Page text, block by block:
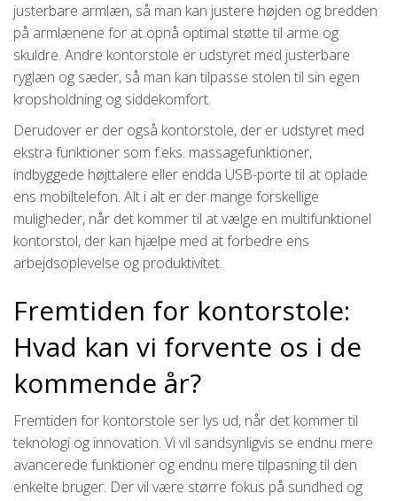
justerbare armlæn, så man kan justere højden og bredden
på armlænene for at opnå optimal støtte til arme og
skuldre. Andre kontorstole er udstyret med justerbare
ryglæn og sæder, så man kan tilpasse stolen til sin egen
kropsholdning og siddekomfort.
Derudover er der også kontorstole, der er udstyret med
ekstra funktioner som f.eks. massagefunktioner,
indbyggede højttalere eller endda USB-porte til at oplade
ens mobiltelefon. Alt i alt er der mange forskellige
muligheder, når det kommer til at vælge en multifunktionel
kontorstol, der kan hjælpe med at forbedre ens
arbejdsoplevelse og produktivitet.
Fremtiden for kontorstole:
Hvad kan vi forvente os i de
kommende år?
Fremtiden for kontorstole ser lys ud, når det kommer til
teknologi og innovation. Vi vil sandsynligvis se endnu mere
avancerede funktioner og endnu mere tilpasning til den
enkelte bruger. Der vil være større fokus på sundhed og